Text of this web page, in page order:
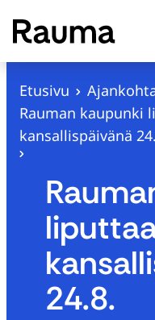
S
i
Etusivu
Rauman kaupunki
kansallispäivänä
24.8.